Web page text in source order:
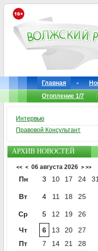
Главная
Отопление 1/7
Интервью
Правовой Консультант
АРХИВ НОВОСТЕЙ
<< < 06 августа 2026 > >>
Пн 3 10 17 24 31
Вт 4 11 18 25
Ср 5 12 19
26
Чт
6 13 20
27
Пт
7 14 21
28